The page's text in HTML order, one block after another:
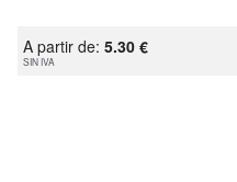
A partir de: 5.30 €
SIN IVA